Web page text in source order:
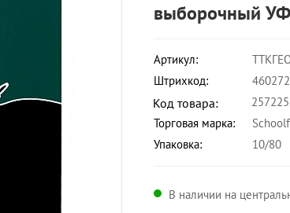
выборочный
Артикул:
Штрихкод:
Код товара:
257225
Торговая марка:
Упаковка:
10/80
В наличии на